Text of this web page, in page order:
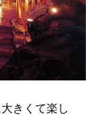
きくて楽し